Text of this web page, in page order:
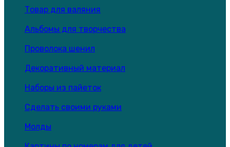
Товар для валяния
Альбомы для творчества
Проволока шенил
Декоративный материал
Наборы из пайеток
Сделать своими руками
Молды